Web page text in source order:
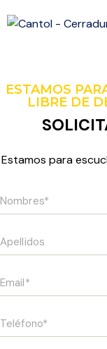
ESTAMOS
LIBRE DE
Estamos para